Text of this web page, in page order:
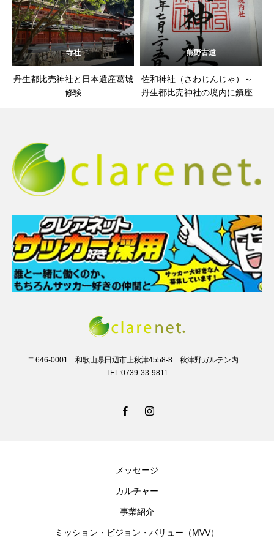
寺社
丹生都比売神社と日本遺産葛城
修験
熊野古道
佐和神社（さわじんじゃ）～
丹生都比売神社の境内に鎮座す
〒646-0001 和歌山県田辺市上秋津4558-8 秋津野ガルテン内
TEL:0739-33-9811
メッセージ
カルチャー
事業紹介
ミッション・ビジョン・バリュー（MVV）